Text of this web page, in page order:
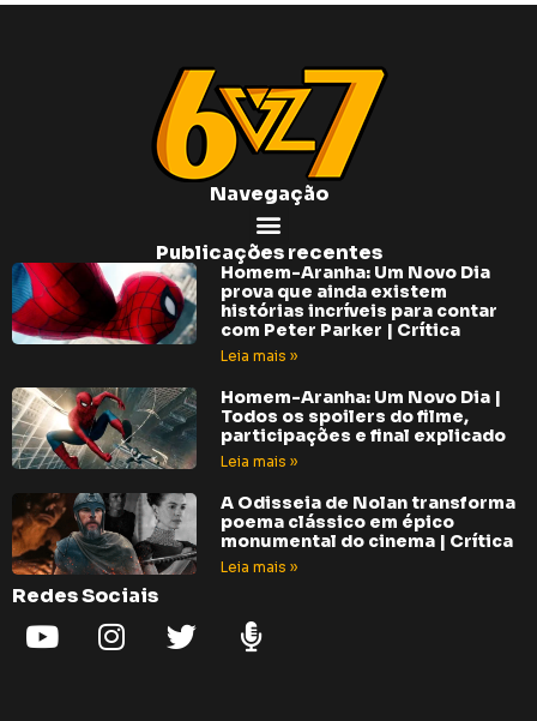
Navegação
Publicações recentes
Homem-Aranha: Um Novo Dia
prova que ainda existem
histórias incríveis para contar
com Peter Parker | Crítica
Leia mais »
Homem-Aranha: Um Novo Dia |
Todos os spoilers do filme,
participações e final explicado
Leia mais »
A Odisseia de Nolan transforma
poema clássico em épico
monumental do cinema | Crítica
Leia mais »
Redes Sociais